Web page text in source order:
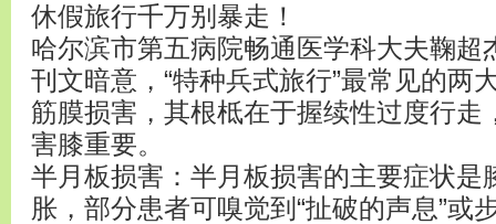
休假旅行千万别暴走！
哈尔滨市第五病院畅通医学科大夫鞠超
刊文暗意，“特种兵式旅行”最常见的两
筋膜损害，其根柢在于握续性过度行走
害膝重要。
半月板损害：半月板损害的主要症状是
胀，部分患者可嗅觉到“扯破的声息”或